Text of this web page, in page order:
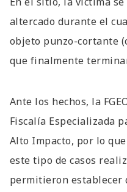
altercado durante el
objeto punzo-cortante
que finalmente
Ante los hechos, la
Fiscalía Especializada
Alto Impacto, por lo
este tipo de casos
permitieron establecer